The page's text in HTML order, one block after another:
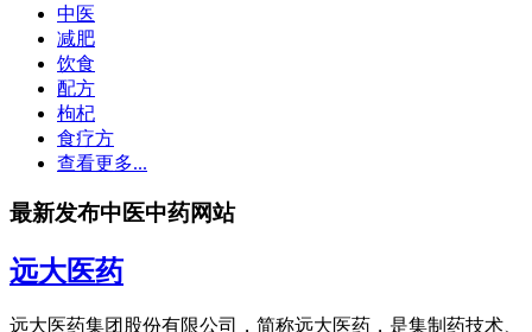
中医
减肥
饮食
配方
枸杞
食疗方
查看更多...
最新发布中医中药网站
远大医药
远大医药集团股份有限公司，简称远大医药，是集制药技术、